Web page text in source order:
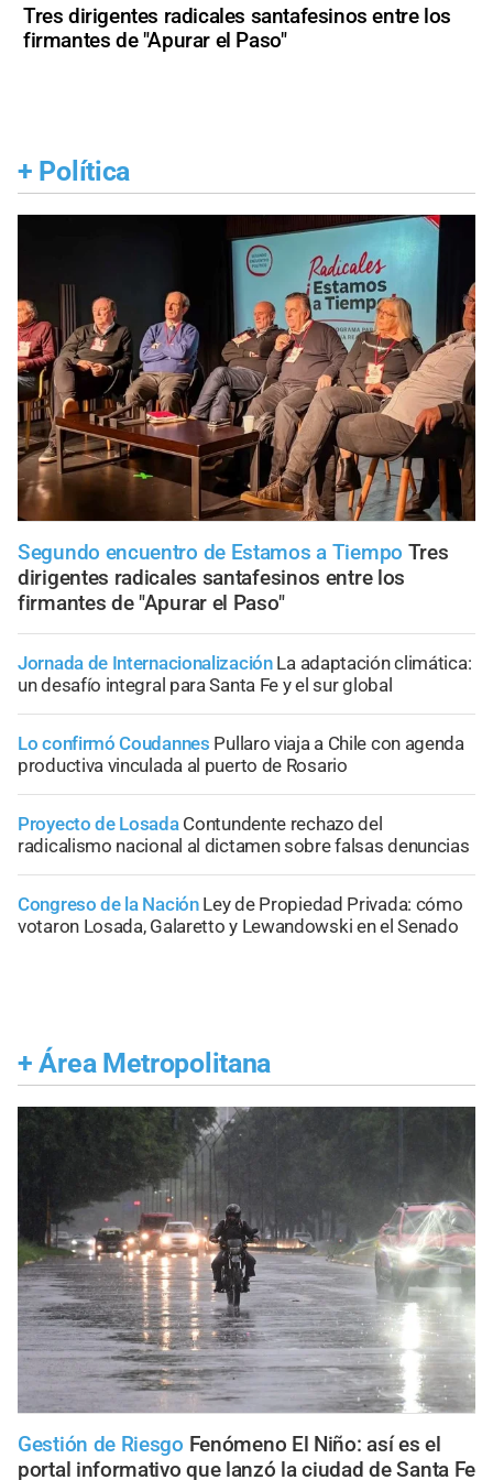
Tres dirigentes radicales santafesinos entre los
firmantes de "Apurar el Paso"
+ Política
Segundo encuentro de Estamos a Tiempo Tres
dirigentes radicales santafesinos entre los
firmantes de "Apurar el Paso"
Jornada de Internacionalización La adaptación climática:
un desafío integral para Santa Fe y el sur global
Lo confirmó Coudannes Pullaro viaja a Chile con agenda
productiva vinculada al puerto de Rosario
Proyecto de Losada Contundente rechazo del
radicalismo nacional al dictamen sobre falsas denuncias
Congreso de la Nación Ley de Propiedad Privada: cómo
votaron Losada, Galaretto y Lewandowski en el Senado
+ Área Metropolitana
Gestión de Riesgo Fenómeno El Niño: así es el
portal informativo que lanzó la ciudad de Santa Fe